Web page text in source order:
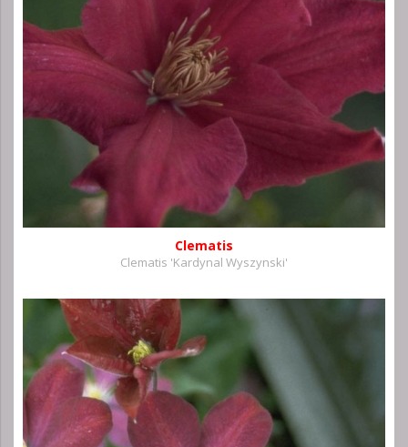
Clematis
Clematis 'Kardynal Wyszynski'